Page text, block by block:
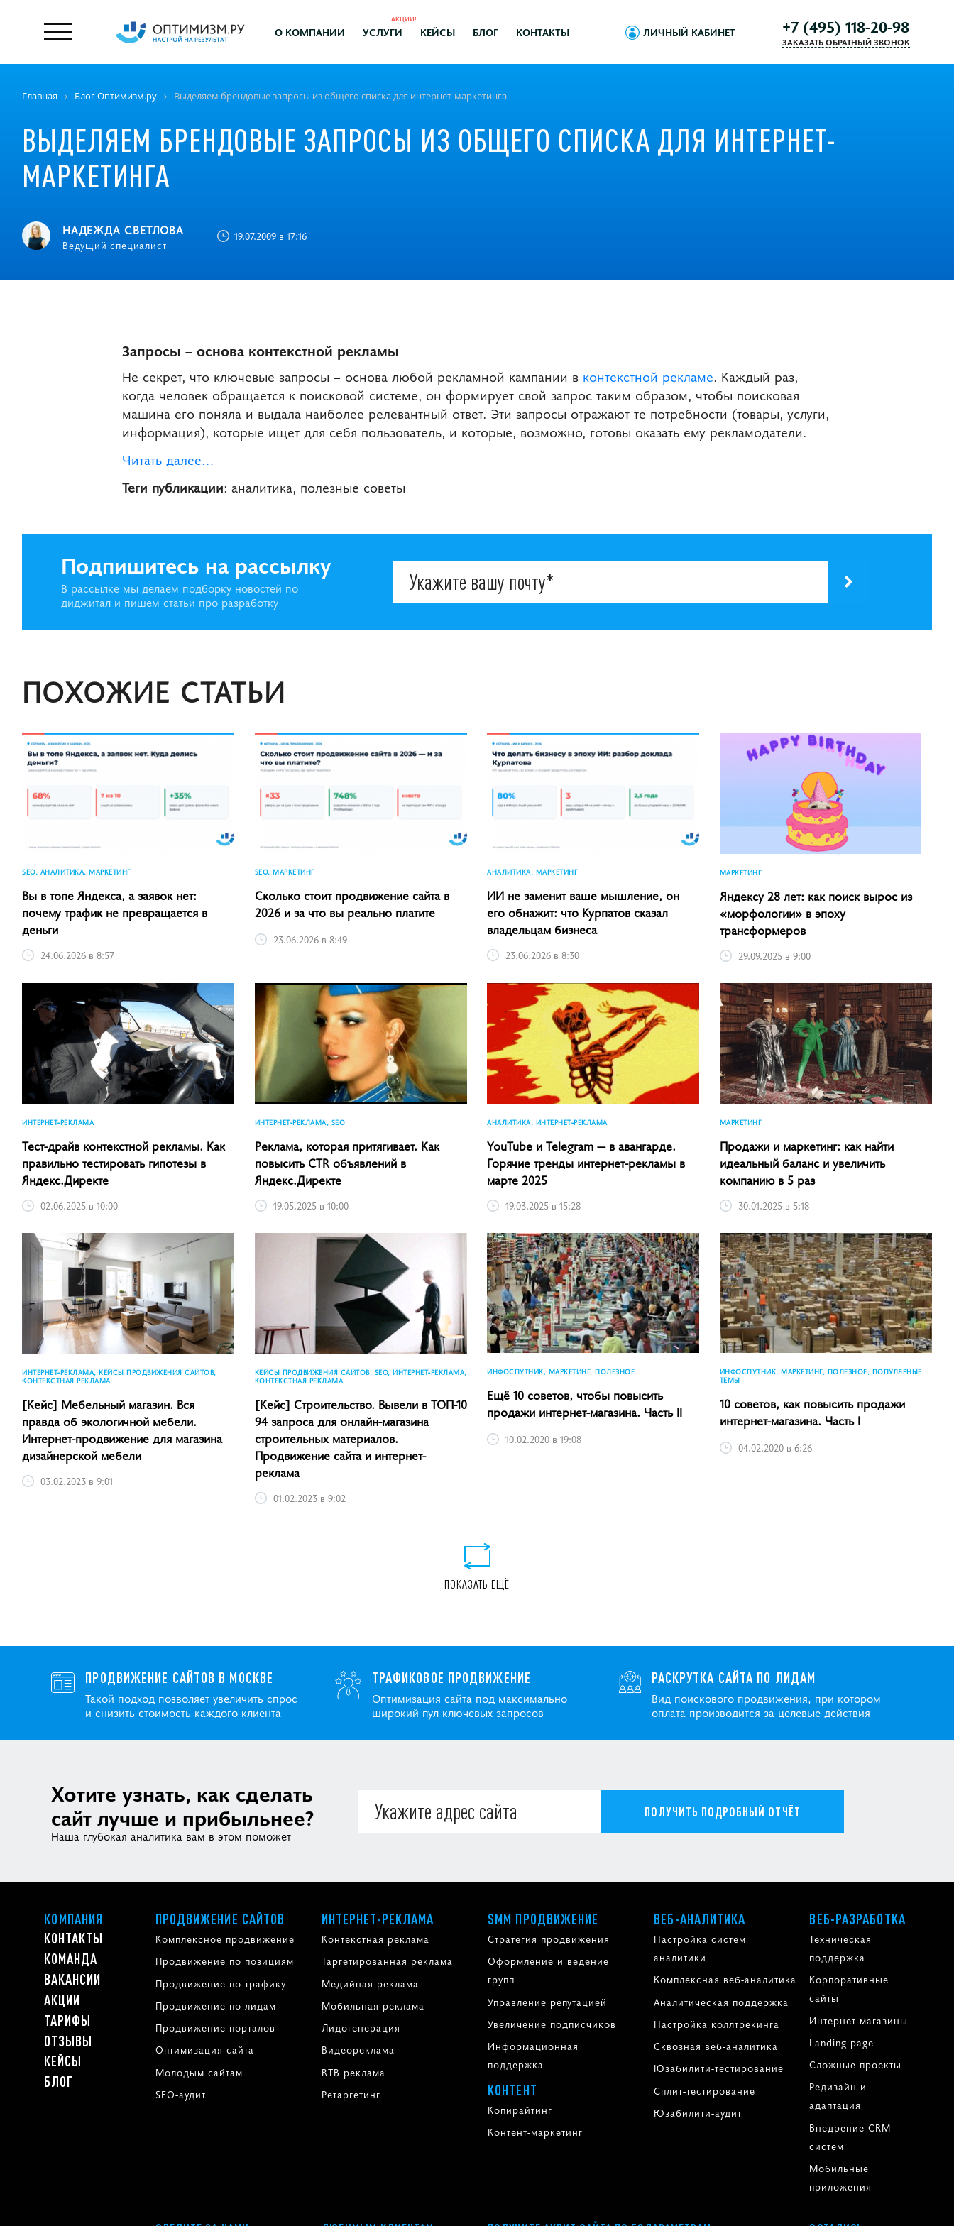
О КОМПАНИИ УСЛУГИ
АКЦИИ!
КЕЙСЫ БЛОГ КОНТАКТЫ ЛИЧНЫЙ КАБИНЕТ +7 (495) 118-20-98
ЗАКАЗАТЬ ОБРАТНЫЙ ЗВОНОК
Главная Блог Оптимизм.ру Выделяем брендовые запросы из общего списка для интернет-маркетинга
ВЫДЕЛЯЕМ БРЕНДОВЫЕ ЗАПРОСЫ ИЗ ОБЩЕГО СПИСКА ДЛЯ ИНТЕРНЕТ-
МАРКЕТИНГА
НАДЕЖДА СВЕТЛОВА
Ведущий специалист
19.07.2009 в 17:16
Запросы – основа контекстной рекламы
Не секрет, что ключевые запросы – основа любой рекламной кампании в контекстной рекламе. Каждый раз,
когда человек обращается к поисковой системе, он формирует свой запрос таким образом, чтобы поисковая
машина его поняла и выдала наиболее релевантный ответ. Эти запросы отражают те потребности (товары, услуги,
информация), которые ищет для себя пользователь, и которые, возможно, готовы оказать ему рекламодатели.
Читать далее…
Теги публикации: аналитика, полезные советы
Подпишитесь на рассылку
В рассылке мы делаем подборку новостей по
диджитал и пишем статьи про разработку
ПОХОЖИЕ СТАТЬИ
SEO, АНАЛИТИКА, МАРКЕТИНГ
Вы в топе Яндекса, а заявок нет:
почему трафик не превращается в
деньги
24.06.2026 в 8:57
SEO, МАРКЕТИНГ
Сколько стоит продвижение сайта в
2026 и за что вы реально платите
23.06.2026 в 8:49
АНАЛИТИКА, МАРКЕТИНГ
ИИ не заменит ваше мышление, он
его обнажит: что Курпатов сказал
владельцам бизнеса
23.06.2026 в 8:30
МАРКЕТИНГ
Яндексу 28 лет: как поиск вырос из
«морфологии» в эпоху
трансформеров
29.09.2025 в 9:00
ИНТЕРНЕТ-РЕКЛАМА
Тест-драйв контекстной рекламы. Как
правильно тестировать гипотезы в
Яндекс.Директе
02.06.2025 в 10:00
ИНТЕРНЕТ-РЕКЛАМА, SEO
Реклама, которая притягивает. Как
повысить CTR объявлений в
Яндекс.Директе
19.05.2025 в 10:00
АНАЛИТИКА, ИНТЕРНЕТ-РЕКЛАМА
YouTube и Telegram — в авангарде.
Горячие тренды интернет-рекламы в
марте 2025
19.03.2025 в 15:28
МАРКЕТИНГ
Продажи и маркетинг: как найти
идеальный баланс и увеличить
компанию в 5 раз
30.01.2025 в 5:18
ИНТЕРНЕТ-РЕКЛАМА, КЕЙСЫ ПРОДВИЖЕНИЯ САЙТОВ,
КОНТЕКСТНАЯ РЕКЛАМА
[Кейс] Мебельный магазин. Вся
правда об экологичной мебели.
Интернет-продвижение для магазина
дизайнерской мебели
03.02.2023 в 9:01
КЕЙСЫ ПРОДВИЖЕНИЯ САЙТОВ, SEO, ИНТЕРНЕТ-РЕКЛАМА,
КОНТЕКСТНАЯ РЕКЛАМА
[Кейс] Строительство. Вывели в ТОП-10
94 запроса для онлайн-магазина
строительных материалов.
Продвижение сайта и интернет-
реклама
01.02.2023 в 9:02
ИНФОСПУТНИК, МАРКЕТИНГ, ПОЛЕЗНОЕ
Ещё 10 советов, чтобы повысить
продажи интернет-магазина. Часть II
10.02.2020 в 19:08
ИНФОСПУТНИК, МАРКЕТИНГ, ПОЛЕЗНОЕ, ПОПУЛЯРНЫЕ
ТЕМЫ
10 советов, как повысить продажи
интернет-магазина. Часть I
04.02.2020 в 6:26
ПОКАЗАТЬ ЕЩЁ
ПРОДВИЖЕНИЕ САЙТОВ В МОСКВЕ
Такой подход позволяет увеличить спрос
и снизить стоимость каждого клиента
ТРАФИКОВОЕ ПРОДВИЖЕНИЕ
Оптимизация сайта под максимально
широкий пул ключевых запросов
РАСКРУТКА САЙТА ПО ЛИДАМ
Вид поискового продвижения, при котором
оплата производится за целевые действия
Хотите узнать, как сделать
сайт лучше и прибыльнее?
Наша глубокая аналитика вам в этом поможет
ПОЛУЧИТЬ ПОДРОБНЫЙ ОТЧЁТ
КОМПАНИЯ
КОНТАКТЫ
КОМАНДА
ВАКАНСИИ
АКЦИИ
ТАРИФЫ
ОТЗЫВЫ
КЕЙСЫ
БЛОГ
ПРОДВИЖЕНИЕ САЙТОВ
Комплексное продвижение
Продвижение по позициям
Продвижение по трафику
Продвижение по лидам
Продвижение порталов
Оптимизация сайта
Молодым сайтам
SEO-аудит
ИНТЕРНЕТ-РЕКЛАМА
Контекстная реклама
Таргетированная реклама
Медийная реклама
Мобильная реклама
Лидогенерация
Видеореклама
RTB реклама
Ретаргетинг
SMM ПРОДВИЖЕНИЕ
Стратегия продвижения
Оформление и ведение
групп
Управление репутацией
Увеличение подписчиков
Информационная
поддержка
КОНТЕНТ
Копирайтинг
Контент-маркетинг
ВЕБ-АНАЛИТИКА
Настройка систем
аналитики
Комплексная веб-аналитика
Аналитическая поддержка
Настройка коллтрекинга
Сквозная веб-аналитика
Юзабилити-тестирование
Сплит-тестирование
Юзабилити-аудит
ВЕБ-РАЗРАБОТКА
Техническая
поддержка
Корпоративные
сайты
Интернет-магазины
Landing page
Сложные проекты
Редизайн и
адаптация
Внедрение CRM
систем
Мобильные
приложения